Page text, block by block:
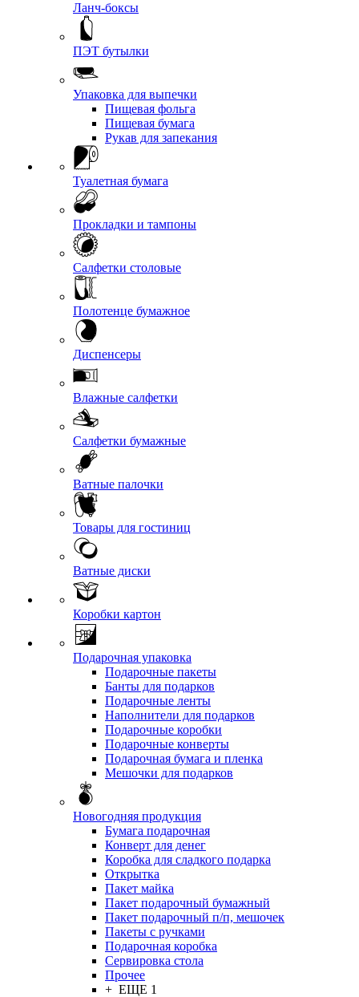
Ланч-боксы
ПЭТ бутылки
Упаковка для выпечки
Пищевая фольга
Пищевая бумага
Рукав для запекания
Туалетная бумага
Прокладки и тампоны
Салфетки столовые
Полотенце бумажное
Диспенсеры
Влажные салфетки
Салфетки бумажные
Ватные палочки
Товары для гостиниц
Ватные диски
Коробки картон
Подарочная упаковка
Подарочные пакеты
Банты для подарков
Подарочные ленты
Наполнители для подарков
Подарочные коробки
Подарочные конверты
Подарочная бумага и пленка
Мешочки для подарков
Новогодняя продукция
Бумага подарочная
Конверт для денег
Коробка для сладкого подарка
Открытка
Пакет майка
Пакет подарочный бумажный
Пакет подарочный п/п, мешочек
Пакеты с ручками
Подарочная коробка
Сервировка стола
Прочее
+ ЕЩЕ 1